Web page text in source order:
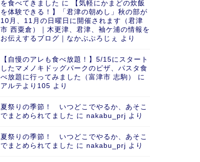
を食べてきました に
【気軽にかまどの炊飯
を体験できる！】「君津の朝めし」秋の部が
10月、11月の日曜日に開催されます（君津
市 西粟倉）｜木更津、君津、袖ケ浦の情報を
お伝えするブログ｜なかぶぷろじぇ
より
【自慢のアレも食べ放題！】5/15にスタート
したマメノキドッグパークのピザ、パスタ食
べ放題に行ってみました（富津市 志駒）
に
アルテより105 より
夏祭りの季節！ いつどこでやるか、あそこ
でまとめられてました に nakabu_prj より
夏祭りの季節！ いつどこでやるか、あそこ
でまとめられてました に nakabu_prj より